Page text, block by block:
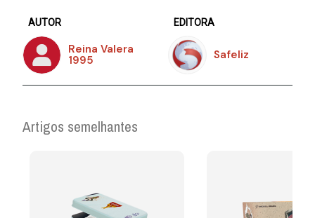
AUTOR
Reina Valera
1995
EDITORA
Safeliz
Artigos semelhantes